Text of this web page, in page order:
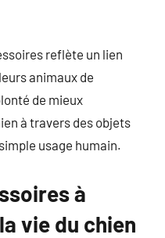
reflète un lien
animaux de
de mieux
à travers des objets
usage humain.
à
vie du chien